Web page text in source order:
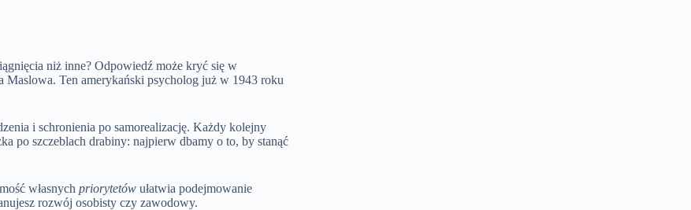
niż inne? Odpowiedź może kryć się w
Maslowa. Ten amerykański psycholog już w 1943 roku
i schronienia po samorealizację. Każdy kolejny
po szczeblach drabiny: najpierw dbamy o to, by stanąć
własnych priorytetów ułatwia podejmowanie
rozwój osobisty czy zawodowy.